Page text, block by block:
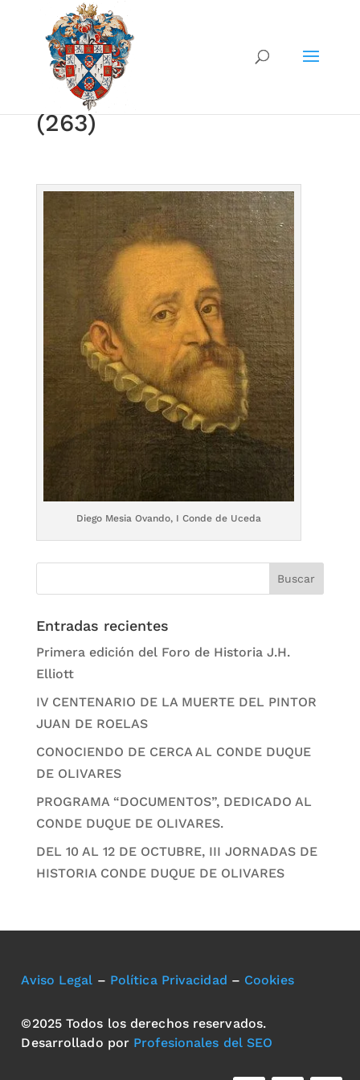
(263)
Diego Mesia Ovando, I Conde de Uceda
Entradas recientes
Primera edición del Foro de Historia J.H.
Elliott
IV CENTENARIO DE LA MUERTE DEL PINTOR
JUAN DE ROELAS
CONOCIENDO DE CERCA AL CONDE DUQUE
DE OLIVARES
PROGRAMA “DOCUMENTOS”, DEDICADO AL
CONDE DUQUE DE OLIVARES.
DEL 10 AL 12 DE OCTUBRE, III JORNADAS DE
HISTORIA CONDE DUQUE DE OLIVARES
Aviso Legal – Política Privacidad – Cookies
©2025 Todos los derechos reservados.
Desarrollado por Profesionales del SEO